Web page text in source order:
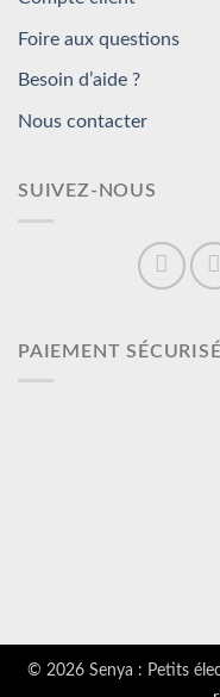
Foire aux questions
Besoin d’aide ?
Nous contacter
SUIVEZ-NOUS
PAIEMENT SÉCURISÉ
© 2026 Senya : Petits